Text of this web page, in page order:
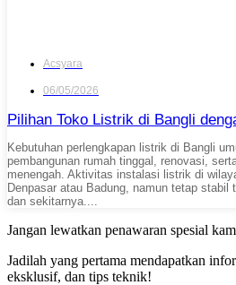
Acsyara
06/05/2026
Pilihan Toko Listrik di Bangli
Kebutuhan perlengkapan listrik di Bangli
pembangunan rumah tinggal, renovasi,
menengah. Aktivitas instalasi listrik di
Denpasar atau Badung, namun tetap stabil
dan sekitarnya....
Jangan lewatkan penawaran spesial
Jadilah yang pertama mendapatkan
eksklusif, dan tips teknik!